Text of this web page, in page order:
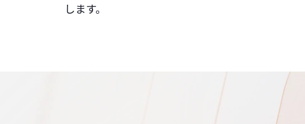
します。